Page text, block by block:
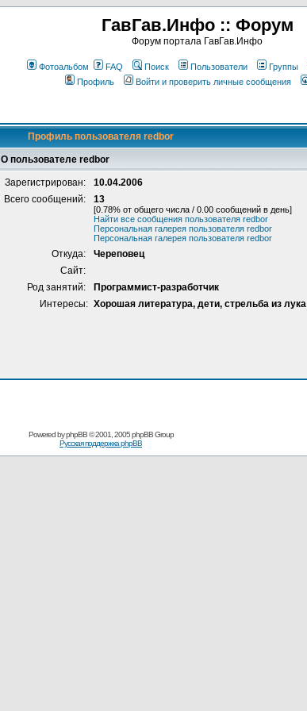
ГавГав.Инфо :: Форум
Форум портала ГавГав.Инфо
Фотоальбом FAQ Поиск Пользователи Группы
Профиль
Войти и проверить личные сообщения
Профиль пользователя redbor
О пользователе redbor
Зарегистрирован:
10.04.2006
Всего сообщений:
13
[0.78% от общего числа / 0.00 сообщений в день]
Найти все сообщения пользователя redbor
Персональная галерея пользователя redbor
Персональная галерея пользователя redbor
Откуда:
Череповец
Сайт:
Род занятий:
Программист-разработчик
Интересы: Хорошая литература, дети, стрельба из лука
Powered byphpBB© 2001, 2005 phpBB Group
Русская поддержка phpBB